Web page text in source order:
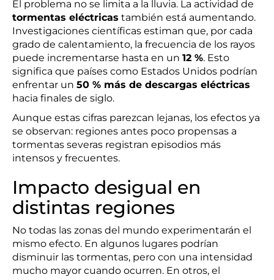
El problema no se limita a la lluvia. La actividad de
tormentas eléctricas también está aumentando.
Investigaciones científicas estiman que, por cada
grado de calentamiento, la frecuencia de los rayos
puede incrementarse hasta en un 12 %. Esto
significa que países como Estados Unidos podrían
enfrentar un 50 % más de descargas eléctricas
hacia finales de siglo.
Aunque estas cifras parezcan lejanas, los efectos ya
se observan: regiones antes poco propensas a
tormentas severas registran episodios más
intensos y frecuentes.
Impacto desigual en
distintas regiones
No todas las zonas del mundo experimentarán el
mismo efecto. En algunos lugares podrían
disminuir las tormentas, pero con una intensidad
mucho mayor cuando ocurren. En otros, el